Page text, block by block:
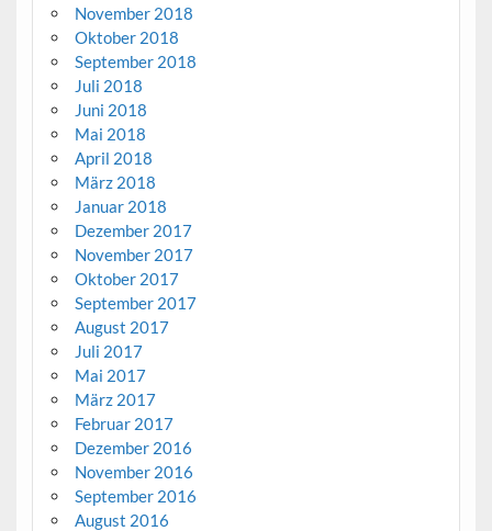
November 2018
Oktober 2018
September 2018
Juli 2018
Juni 2018
Mai 2018
April 2018
März 2018
Januar 2018
Dezember 2017
November 2017
Oktober 2017
September 2017
August 2017
Juli 2017
Mai 2017
März 2017
Februar 2017
Dezember 2016
November 2016
September 2016
August 2016